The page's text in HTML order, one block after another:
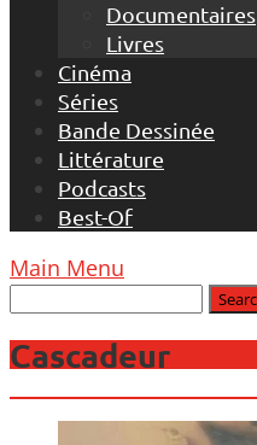
Documentaires
Livres
Cinéma
Séries
Bande Dessinée
Littérature
Podcasts
Best-Of
Main Menu
Cascadeur